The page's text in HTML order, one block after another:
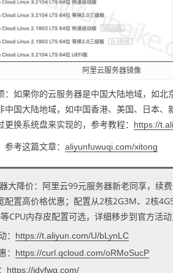
阿里云服务器镜像
：如果你的云服务器是中国大陆地域，如
中国大陆地域，如中国香港、美国、日本
换系统盘来实现的，参考教程：
https://
参考这篇文章：aliyunfuwuqi.com/xitong
大降价：阿里云99元服务器新老同享，续
配置高价格优惠；配置从2核2G3M、2核
CPU内存皮配置可选，详细移步到官方活动
：
https://t.aliyun.com/U/bLynLC
： https://curl.qcloud.com/oRMoSucP
https://jdyfwq.com/